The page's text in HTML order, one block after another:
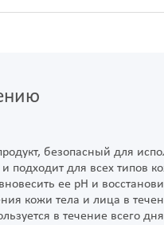
безопасный для
подходит для всех типов
ее pH и
кожи тела и лица в
в течение всего